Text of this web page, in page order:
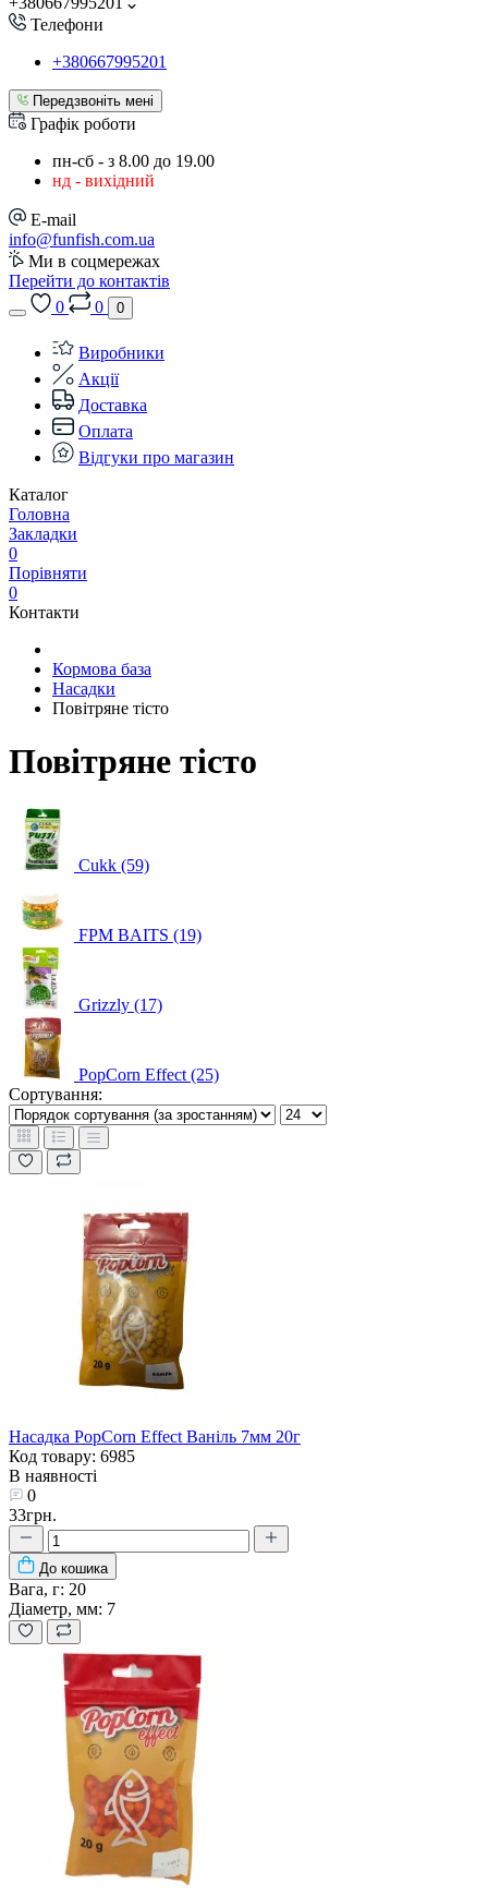
Телефони
+380667995201
Передзвоніть мені
Графік роботи
пн-сб - з 8.00 до 19.00
нд - вихідний
E-mail
info@funfish.com.ua
Ми в соцмережах
Перейти до контактів
0
0 0
Виробники
Акції
Доставка
Оплата
Відгуки про магазин
Каталог
Головна
Закладки
0
Порівняти
0
Контакти
Кормова база
Насадки
Повітряне тісто
Повітряне тісто
Cukk (59)
FPM BAITS (19)
Grizzly (17)
PopCorn Effect (25)
Сортування:
Насадка PopCorn Effect Ваніль 7мм 20г
Код товару: 6985
В наявності
0
33грн.
До кошика
Вага, г: 20
Діаметр, мм: 7